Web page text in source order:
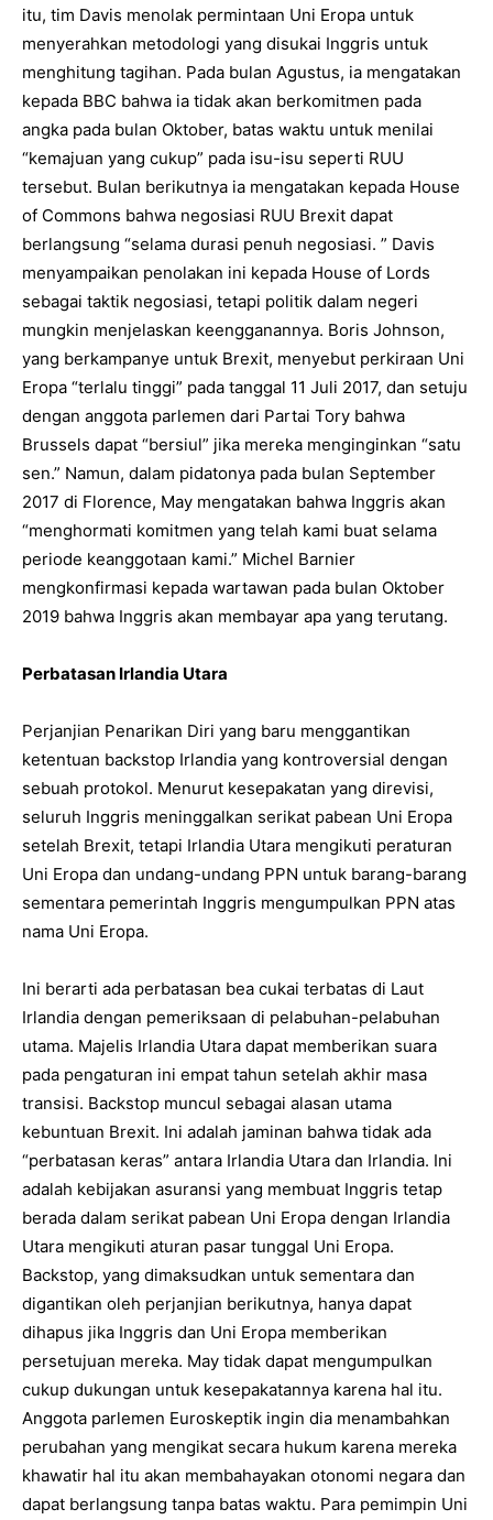
itu, tim Davis menolak permintaan Uni Eropa untuk
menyerahkan metodologi yang disukai Inggris untuk
menghitung tagihan. Pada bulan Agustus, ia mengatakan
kepada BBC bahwa ia tidak akan berkomitmen pada
angka pada bulan Oktober, batas waktu untuk menilai
“kemajuan yang cukup” pada isu-isu seperti RUU
tersebut. Bulan berikutnya ia mengatakan kepada House
of Commons bahwa negosiasi RUU Brexit dapat
berlangsung “selama durasi penuh negosiasi. ” Davis
menyampaikan penolakan ini kepada House of Lords
sebagai taktik negosiasi, tetapi politik dalam negeri
mungkin menjelaskan keengganannya. Boris Johnson,
yang berkampanye untuk Brexit, menyebut perkiraan Uni
Eropa “terlalu tinggi” pada tanggal 11 Juli 2017, dan setuju
dengan anggota parlemen dari Partai Tory bahwa
Brussels dapat “bersiul” jika mereka menginginkan “satu
sen.” Namun, dalam pidatonya pada bulan September
2017 di Florence, May mengatakan bahwa Inggris akan
“menghormati komitmen yang telah kami buat selama
periode keanggotaan kami.” Michel Barnier
mengkonfirmasi kepada wartawan pada bulan Oktober
2019 bahwa Inggris akan membayar apa yang terutang.
Perbatasan Irlandia Utara
Perjanjian Penarikan Diri yang baru menggantikan
ketentuan backstop Irlandia yang kontroversial dengan
sebuah protokol. Menurut kesepakatan yang direvisi,
seluruh Inggris meninggalkan serikat pabean Uni Eropa
setelah Brexit, tetapi Irlandia Utara mengikuti peraturan
Uni Eropa dan undang-undang PPN untuk barang-barang
sementara pemerintah Inggris mengumpulkan PPN atas
nama Uni Eropa.
Ini berarti ada perbatasan bea cukai terbatas di Laut
Irlandia dengan pemeriksaan di pelabuhan-pelabuhan
utama. Majelis Irlandia Utara dapat memberikan suara
pada pengaturan ini empat tahun setelah akhir masa
transisi. Backstop muncul sebagai alasan utama
kebuntuan Brexit. Ini adalah jaminan bahwa tidak ada
“perbatasan keras” antara Irlandia Utara dan Irlandia. Ini
adalah kebijakan asuransi yang membuat Inggris tetap
berada dalam serikat pabean Uni Eropa dengan Irlandia
Utara mengikuti aturan pasar tunggal Uni Eropa.
Backstop, yang dimaksudkan untuk sementara dan
digantikan oleh perjanjian berikutnya, hanya dapat
dihapus jika Inggris dan Uni Eropa memberikan
persetujuan mereka. May tidak dapat mengumpulkan
cukup dukungan untuk kesepakatannya karena hal itu.
Anggota parlemen Euroskeptik ingin dia menambahkan
perubahan yang mengikat secara hukum karena mereka
khawatir hal itu akan membahayakan otonomi negara dan
dapat berlangsung tanpa batas waktu. Para pemimpin Uni